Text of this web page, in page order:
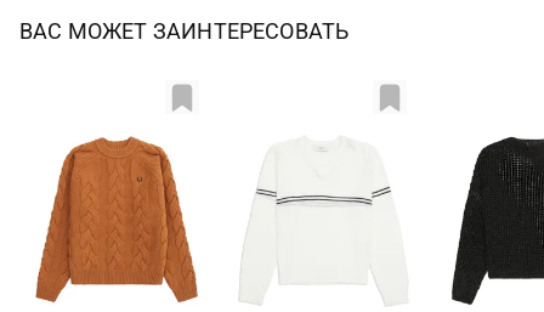
ВАС МОЖЕТ ЗАИНТЕРЕСОВАТЬ